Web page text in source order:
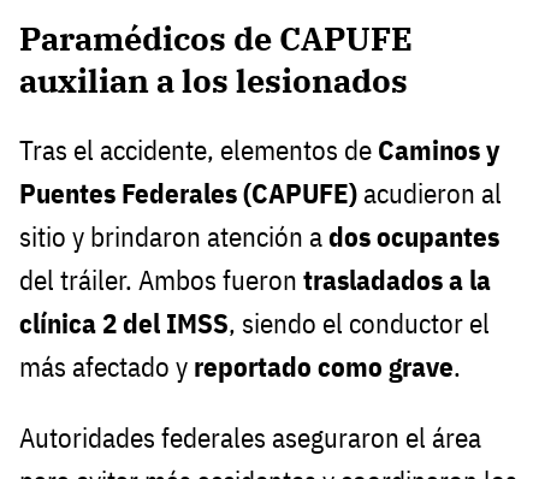
Paramédicos de CAPUFE
auxilian a los lesionados
Tras el accidente, elementos de Caminos y
Puentes Federales (CAPUFE) acudieron al
sitio y brindaron atención ados ocupantes
del tráiler. Ambos fueron trasladados a la
clínica 2 del IMSS, siendo el conductor el
más afectado y reportado como grave.
Autoridades federales aseguraron el área